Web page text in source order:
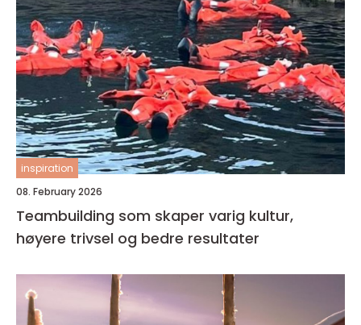
inspiration
08. February 2026
Teambuilding som skaper varig kultur,
høyere trivsel og bedre resultater